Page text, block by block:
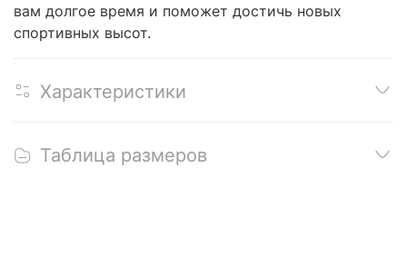
вам долгое время и поможет достичь новых
спортивных высот.
Характеристики
Таблица размеров